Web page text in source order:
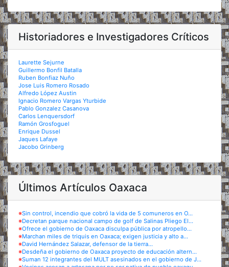
Historiadores e Investigadores Críticos
Laurette Sejurne
Guillermo Bonfil Batalla
Ruben Bonfiaz Nuño
Jose Luis Romero Rosado
Alfredo López Austin
Ignacio Romero Vargas Yturbide
Pablo Gonzalez Casanova
Carlos Lenquersdorf
Ramón Grosfoguel
Enrique Dussel
Jaques Lafaye
Jacobo Grinberg
Últimos Artículos Oaxaca
※Sin control, incendio que cobró la vida de 5 comuneros en O...
※Decretan parque nacional campo de golf de Salinas Pliego El...
※Ofrece el gobierno de Oaxaca disculpa pública por atropello...
※Marchan miles de triquis en Oaxaca; exigen justicia y alto a...
※David Hernández Salazar, defensor de la tierra...
※Desdeña el gobierno de Oaxaca proyecto de educación altern...
※Suman 12 integrantes del MULT asesinados en el gobierno de J...